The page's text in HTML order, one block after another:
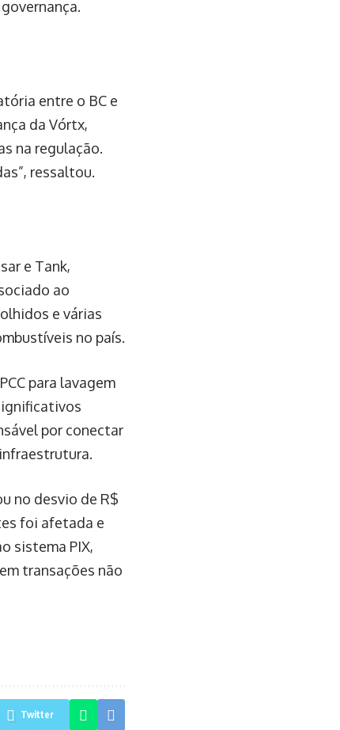
entre o BC e
da Vórtx,
na regulação.
ressaltou.
e Tank,
ao
e várias
no país.
para lavagem
por conectar
no desvio de R$
foi afetada e
sistema PIX,
transações não
Twitter